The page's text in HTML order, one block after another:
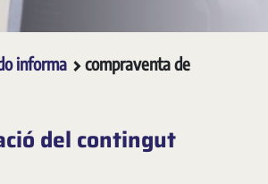
informa
compraventa de
del contingut